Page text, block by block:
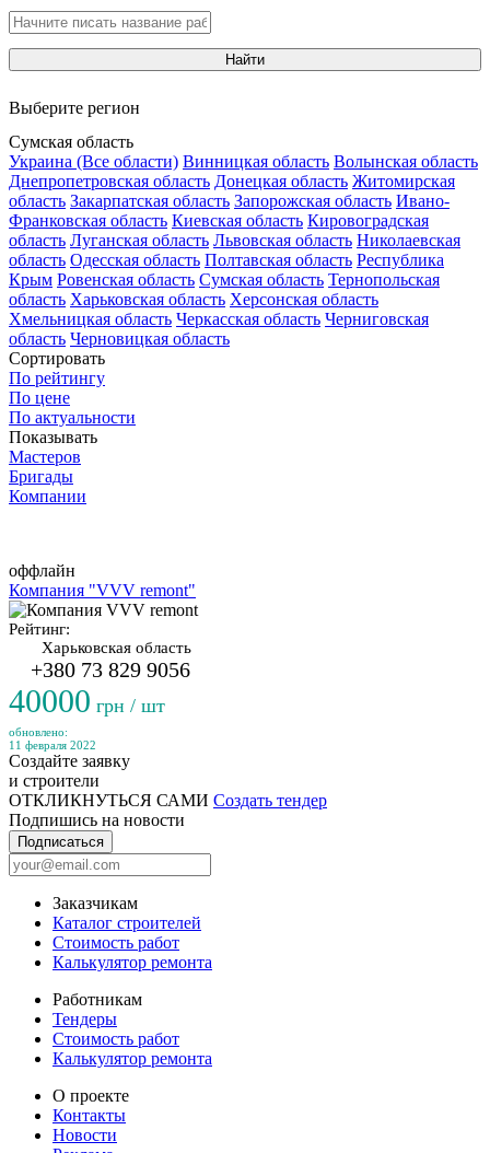
Найти
Выберите регион
Сумская область
Украина (Все области) Винницкая область Волынская область
Днепропетровская область Донецкая область Житомирская
область Закарпатская область Запорожская область Ивано-
Франковская область Киевская область Кировоградская
область Луганская область Львовская область Николаевская
область Одесская область Полтавская область Республика
Крым Ровенская область Сумская область Тернопольская
область Харьковская область Херсонская область
Хмельницкая область Черкасская область Черниговская
область Черновицкая область
Сортировать
По рейтингу
По цене
По актуальности
Показывать
Мастеров
Бригады
Компании
оффлайн
Компания "VVV remont"
Рейтинг:
Харьковская область
+380 73 829 9056
40000 грн / шт
обновлено:
11 февраля 2022
Создайте заявку
и строители
ОТКЛИКНУТЬСЯ САМИ Создать тендер
Подпишись на новости
Подписаться
Заказчикам
Каталог строителей
Стоимость работ
Калькулятор ремонта
Работникам
Тендеры
Стоимость работ
Калькулятор ремонта
О проекте
Контакты
Новости